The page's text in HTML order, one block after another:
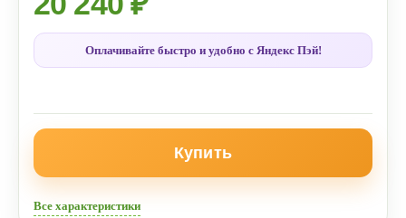
Оплачивайте быстро и удобно с Яндекс Пэй!
Купить
Все характеристики